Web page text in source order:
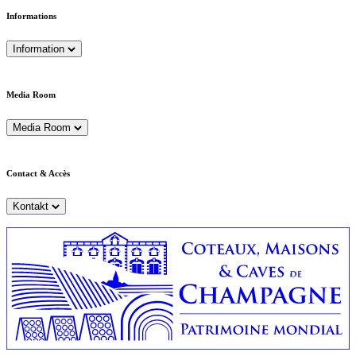
Informations
Information
Media Room
Media Room
Contact & Accès
Kontakt